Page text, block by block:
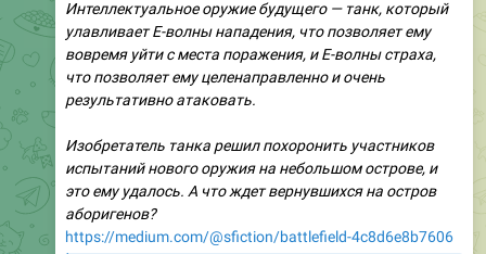
Интеллектуальное оружие будущего — танк, который
улавливает Е-волны нападения, что позволяет ему
вовремя уйти с места поражения, и Е-волны страха,
что позволяет ему целенаправленно и очень
результативно атаковать.
Изобретатель танка решил похоронить участников
испытаний нового оружия на небольшом острове, и
это ему удалось. А что ждет вернувшихся на остров
аборигенов?
https://medium.com/@sfiction/battlefield-4c8d6e8b7606